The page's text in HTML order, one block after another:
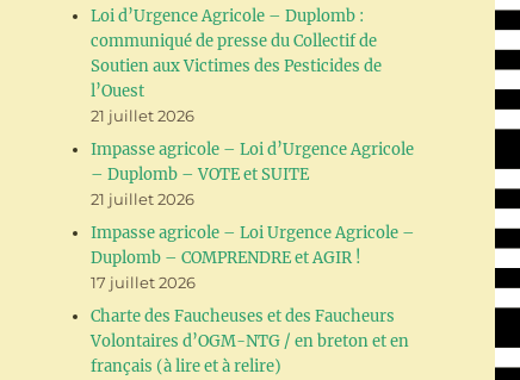
Loi d’Urgence Agricole – Duplomb :
communiqué de presse du Collectif de
Soutien aux Victimes des Pesticides de
l’Ouest
21 juillet 2026
Impasse agricole – Loi d’Urgence Agricole
– Duplomb – VOTE et SUITE
21 juillet 2026
Impasse agricole – Loi Urgence Agricole –
Duplomb – COMPRENDRE et AGIR !
17 juillet 2026
Charte des Faucheuses et des Faucheurs
Volontaires d’OGM-NTG / en breton et en
français (à lire et à relire)